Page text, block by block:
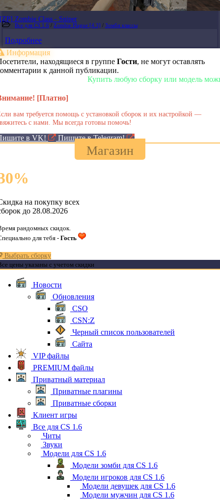
[ZP] Zombie Class - Sniper
Все для CS 1.6 / Zombie Plague [4.3] / Зомби классы
Подробнее
Информация
находящиеся в группе Гости, не могут оставлять
к данной публикации.
Купить любую сборку или модель можно у
[Платно]
вам требуется помощь с установкой сборок и их настройкой —
с нами. Мы всегда готовы помочь!
в VK! Пишите в Telegram!
Магазин
%
на покупку всех
до 28.08.2026
рандомных скидок.
для тебя - Гость
Выбрать сборку
цены указаны с учетом скидки
Новости
Обновления
CSO
CSN:Z
Черный список пользователей
Сайта
VIP файлы
PREMIUM файлы
Приватный материал
Приватные плагины
Приватные сборки
Клиент игры
Все для CS 1.6
Читы
Звуки
Модели для CS 1.6
Модели зомби для CS 1.6
Модели игроков для CS 1.6
Модели девушек для CS 1.6
Модели мужчин для CS 1.6